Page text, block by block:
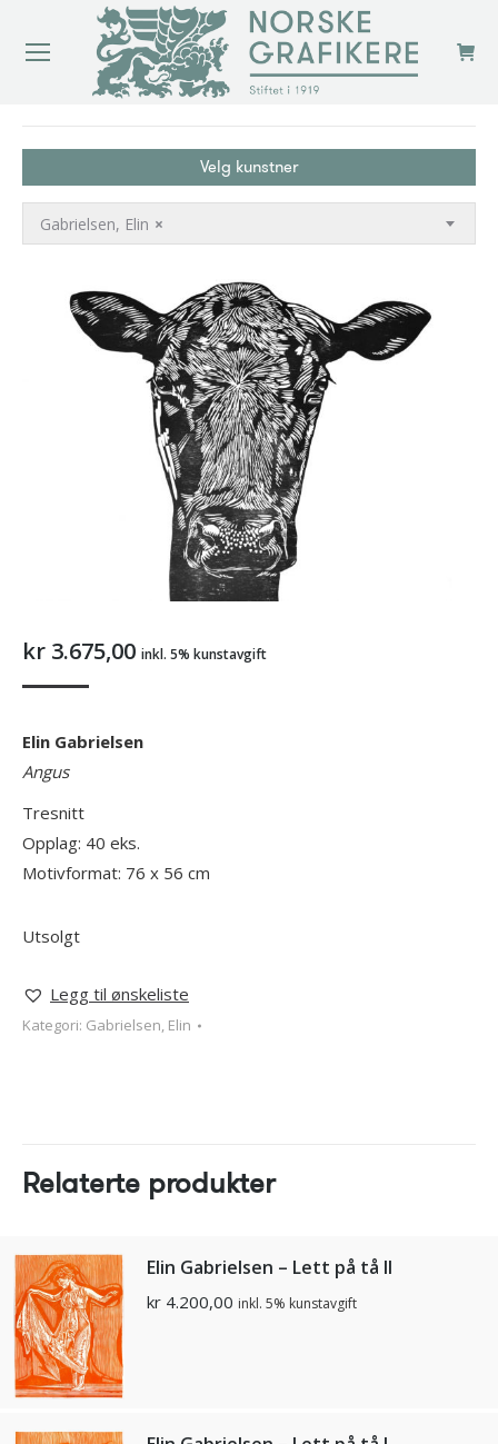
Velg kunstner
×
Gabrielsen, Elin
kr 3.675,00 inkl. 5% kunstavgift
Elin Gabrielsen
Angus
Tresnitt
Opplag: 40 eks.
Motivformat: 76 x 56 cm
Utsolgt
Legg til ønskeliste
Kategori: Gabrielsen, Elin
Relaterte produkter
Elin Gabrielsen – Lett på tå II
kr 4.200,00 inkl. 5% kunstavgift